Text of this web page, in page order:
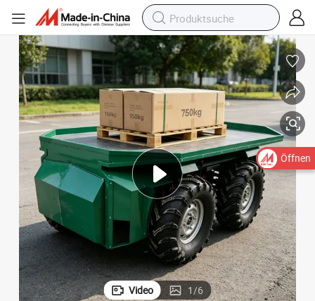
für Logistik
Schwere Lasten Vier-Rad Verschiedene UGV Unbemannte AGV
Video 1/6
Öffnen